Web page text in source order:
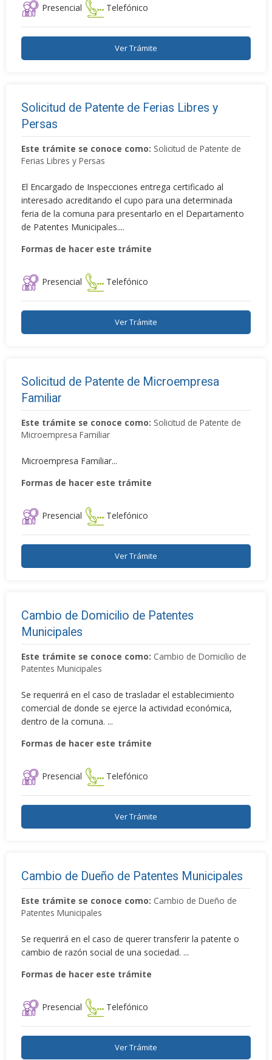
Presencial Telefónico
Ver Trámite
Solicitud de Patente de Ferias Libres y
Persas
Este trámite se conoce como: Solicitud de Patente de
Ferias Libres y Persas
El Encargado de Inspecciones entrega certificado al
interesado acreditando el cupo para una determinada
feria de la comuna para presentarlo en el Departamento
de Patentes Municipales....
Formas de hacer este trámite
Presencial Telefónico
Ver Trámite
Solicitud de Patente de Microempresa
Familiar
Este trámite se conoce como: Solicitud de Patente de
Microempresa Familiar
Microempresa Familiar...
Formas de hacer este trámite
Presencial Telefónico
Ver Trámite
Cambio de Domicilio de Patentes
Municipales
Este trámite se conoce como: Cambio de Domicilio de
Patentes Municipales
Se requerirá en el caso de trasladar el establecimiento
comercial de donde se ejerce la actividad económica,
dentro de la comuna. ...
Formas de hacer este trámite
Presencial Telefónico
Ver Trámite
Cambio de Dueño de Patentes Municipales
Este trámite se conoce como: Cambio de Dueño de
Patentes Municipales
Se requerirá en el caso de querer transferir la patente o
cambio de razón social de una sociedad. ...
Formas de hacer este trámite
Presencial Telefónico
Ver Trámite